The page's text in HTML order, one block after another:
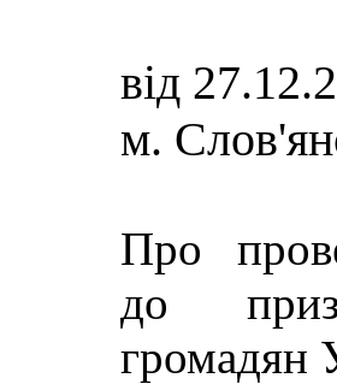
від
м.
Про
до
громадян